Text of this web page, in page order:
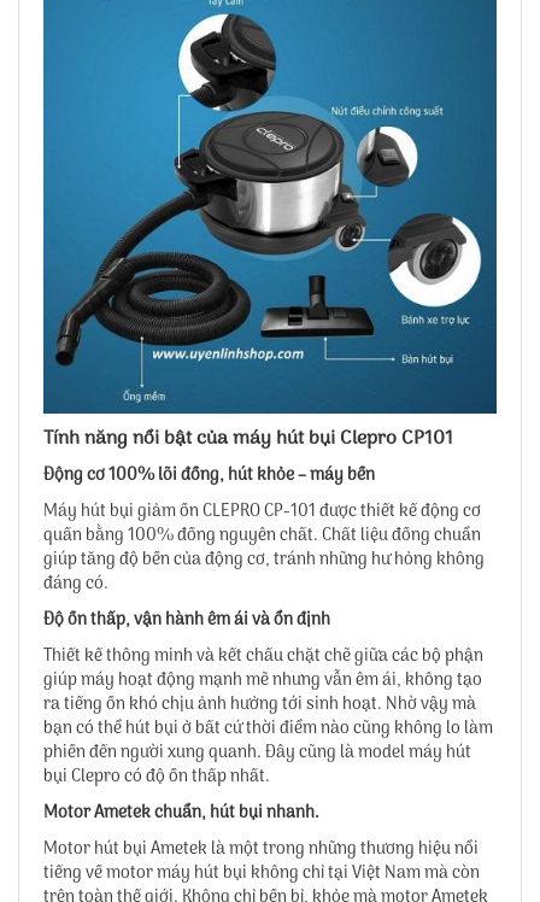
Tính năng nổi bật của máy hút bụi Clepro CP101
Động cơ 100% lõi đồng, hút khỏe – máy bền
Máy hút bụi giảm ồn CLEPRO CP-101 được thiết kế động cơ
quấn bằng 100% đồng nguyên chất. Chất liệu đồng chuẩn
giúp tăng độ bền của động cơ, tránh những hư hỏng không
đáng có.
Độ ồn thấp, vận hành êm ái và ổn định
Thiết kế thông minh và kết chấu chặt chẽ giữa các bộ phận
giúp máy hoạt động mạnh mẽ nhưng vẫn êm ái, không tạo
ra tiếng ồn khó chịu ảnh hưởng tới sinh hoạt. Nhờ vậy mà
bạn có thể hút bụi ở bất cứ thời điểm nào cũng không lo làm
phiền đến người xung quanh. Đây cũng là model máy hút
bụi Clepro có độ ồn thấp nhất.
Motor Ametek chuẩn, hút bụi nhanh.
Motor hút bụi Ametek là một trong những thương hiệu nổi
tiếng về motor máy hút bụi không chỉ tại Việt Nam mà còn